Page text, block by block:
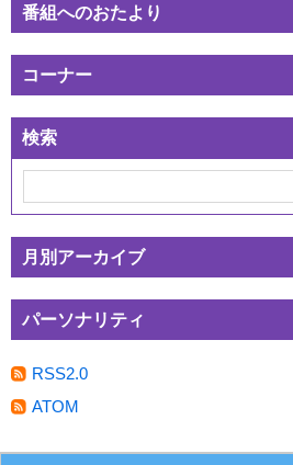
番組へのおたより
コーナー
検索
月別アーカイブ
パーソナリティ
RSS2.0
ATOM